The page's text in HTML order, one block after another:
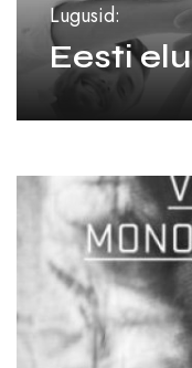
Lugusid:
Eesti elu